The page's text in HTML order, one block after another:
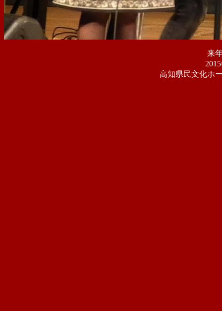
来
高知県民文化ホ